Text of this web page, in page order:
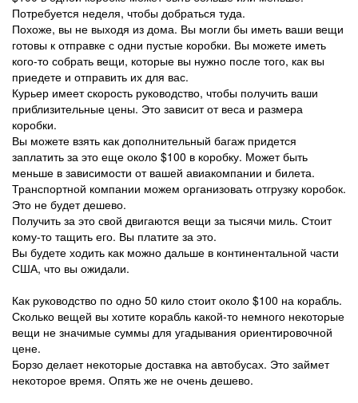
Потребуется неделя, чтобы добраться туда.
Похоже, вы не выходя из дома. Вы могли бы иметь ваши вещи
готовы к отправке с одни пустые коробки. Вы можете иметь
кого-то собрать вещи, которые вы нужно после того, как вы
приедете и отправить их для вас.
Курьер имеет скорость руководство, чтобы получить ваши
приблизительные цены. Это зависит от веса и размера
коробки.
Вы можете взять как дополнительный багаж придется
заплатить за это еще около $100 в коробку. Может быть
меньше в зависимости от вашей авиакомпании и билета.
Транспортной компании можем организовать отгрузку коробок.
Это не будет дешево.
Получить за это свой двигаются вещи за тысячи миль. Стоит
кому-то тащить его. Вы платите за это.
Вы будете ходить как можно дальше в континентальной части
США, что вы ожидали.
Как руководство по одно 50 кило стоит около $100 на корабль.
Сколько вещей вы хотите корабль какой-то немного некоторые
вещи не значимые суммы для угадывания ориентировочной
цене.
Борзо делает некоторые доставка на автобусах. Это займет
некоторое время. Опять же не очень дешево.